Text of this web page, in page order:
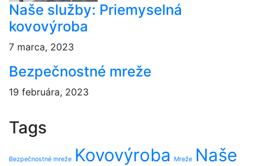
Naše služby: Priemyselná
kovovýroba
7 marca, 2023
Bezpečnostné mreže
19 februára, 2023
Tags
Bezpečnostné mreže Kovovýroba Mreže Naše